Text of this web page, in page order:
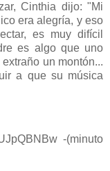
Cinthia dijo: "Mi
era alegría, y eso
es muy difícil
es algo que uno
un montón...
a que su música
-(minuto